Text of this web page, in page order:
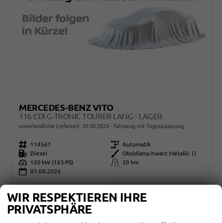
MERCEDES-BENZ VITO
116 CDI G-TRONIC TOURER LANG - LAGER
unverbindliche Lieferzeit: 20.08.2026 Fahrzeug mit Tageszulassung
Fahrzeugnr. 114567 Getriebe Automatik
Kraftstoff
Diesel Außenfarbe
Obsidianschwarz Metallic ()
Leistung
120 kW (163 PS) Kilometerstand
20 km
07.08.2026
53.290,– €
incl. 19% MwSt.
Verbrauch kombiniert:7,20 l/100km
CO -Klasse:
WIR RESPEKTIEREN IHRE
PRIVATSPHÄRE